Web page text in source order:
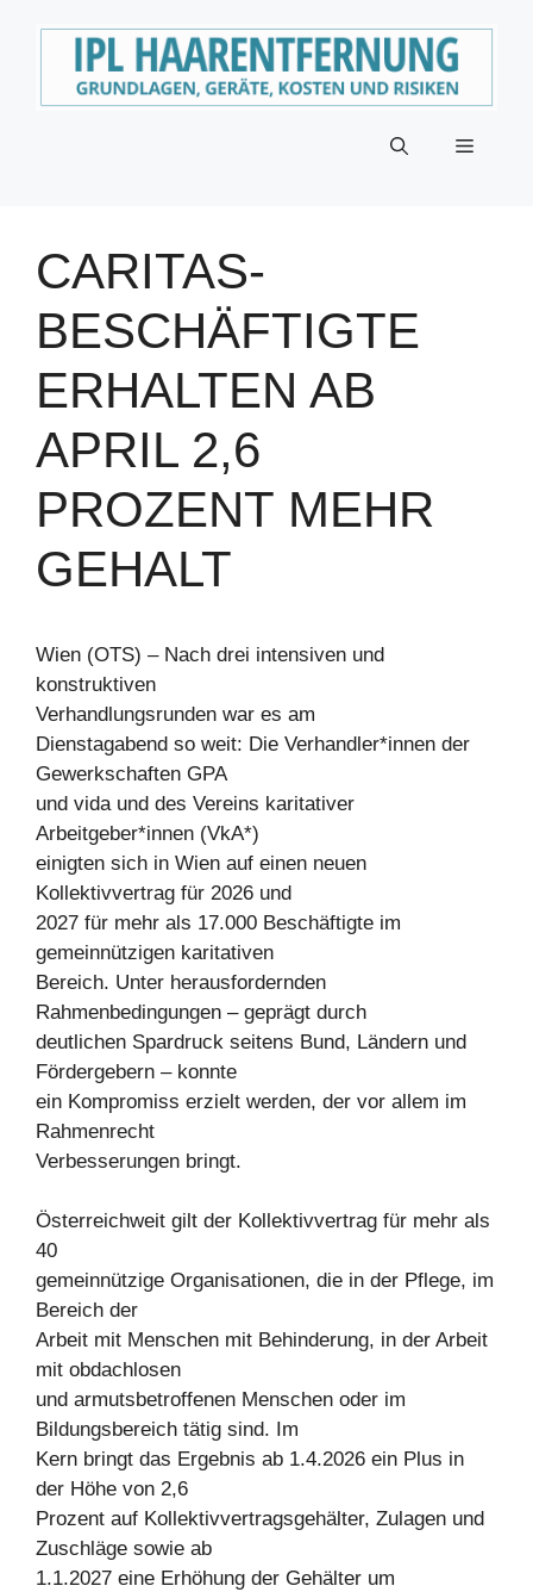
Menü
CARITAS-
BESCHÄFTIGTE
ERHALTEN AB
APRIL 2,6
PROZENT MEHR
GEHALT
Wien (OTS) – Nach drei intensiven und
konstruktiven
Verhandlungsrunden war es am
Dienstagabend so weit: Die Verhandler*innen der
Gewerkschaften GPA
und vida und des Vereins karitativer
Arbeitgeber*innen (VkA*)
einigten sich in Wien auf einen neuen
Kollektivvertrag für 2026 und
2027 für mehr als 17.000 Beschäftigte im
gemeinnützigen karitativen
Bereich. Unter herausfordernden
Rahmenbedingungen – geprägt durch
deutlichen Spardruck seitens Bund, Ländern und
Fördergebern – konnte
ein Kompromiss erzielt werden, der vor allem im
Rahmenrecht
Verbesserungen bringt.
Österreichweit gilt der Kollektivvertrag für mehr als
40
gemeinnützige Organisationen, die in der Pflege, im
Bereich der
Arbeit mit Menschen mit Behinderung, in der Arbeit
mit obdachlosen
und armutsbetroffenen Menschen oder im
Bildungsbereich tätig sind. Im
Kern bringt das Ergebnis ab 1.4.2026 ein Plus in
der Höhe von 2,6
Prozent auf Kollektivvertragsgehälter, Zulagen und
Zuschläge sowie ab
1.1.2027 eine Erhöhung der Gehälter um